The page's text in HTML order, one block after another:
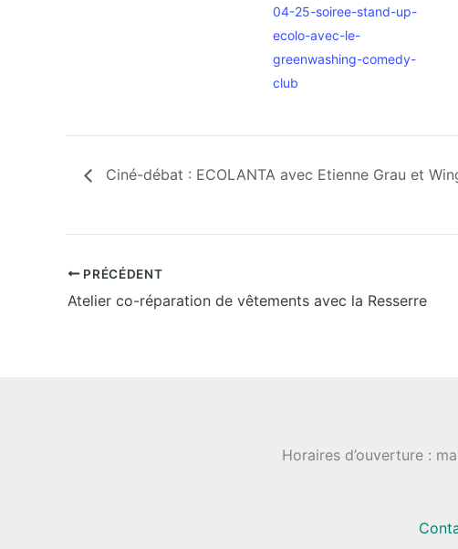
04-25-soiree-stand-up-
ecolo-avec-le-
greenwashing-comedy-
club
Ciné-débat : ECOLANTA avec Etienne Grau et
PRÉCÉDENT
Atelier co-réparation de vêtements avec la Resserre
Horaires d’ouverture :